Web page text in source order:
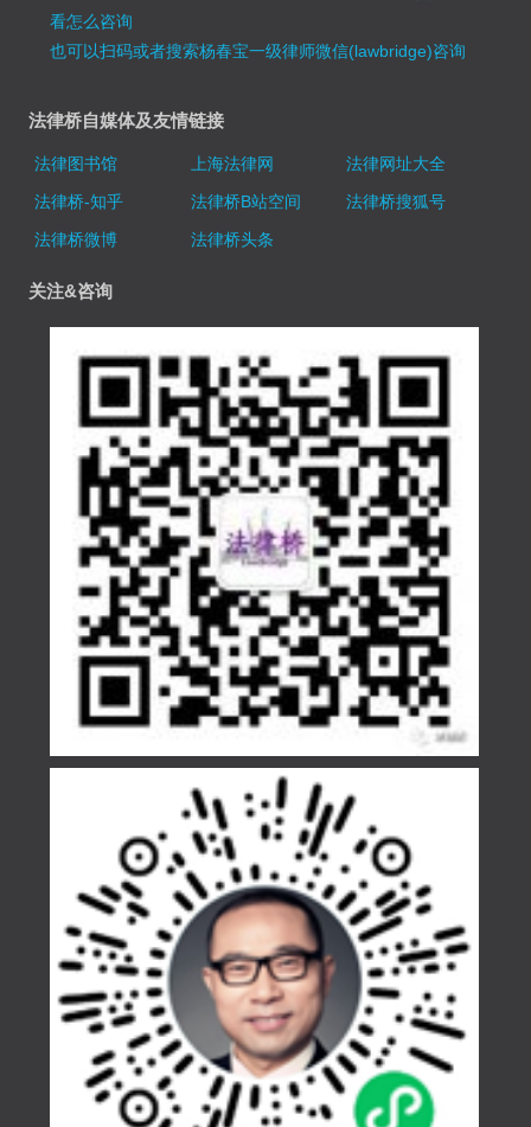
看怎么咨询
也可以扫码或者搜索杨春宝一级律师微信(lawbridge)咨询
法律桥自媒体及友情链接
法律图书馆 上海法律网
法律网址大全
法律桥-知乎
法律桥B站空间
法律桥搜狐号
法律桥微博
法律桥头条
关注&咨询